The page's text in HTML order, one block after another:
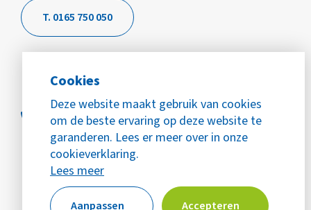
Cookies
Deze website maakt gebruik van cookies
om de beste ervaring op deze website te
garanderen. Lees er meer over in onze
cookieverklaring.
Lees meer
Aanpassen Accepteren
T. 0165 750 050